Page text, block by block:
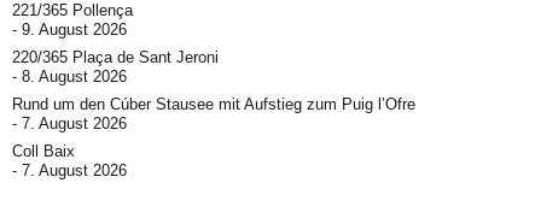
221/365 Pollença
9. August 2026
220/365 Plaça de Sant Jeroni
8. August 2026
Rund um den Cúber Stausee mit Aufstieg zum Puig l’Ofre
7. August 2026
Coll Baix
7. August 2026